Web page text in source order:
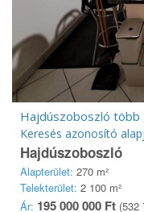
Hajdúszoboszló több
Keresés azonosító
Hajdúszoboszló
Alapterület: 270 m²
Telekterület: 2 100 m²
Ár: 195 000 000 Ft (532